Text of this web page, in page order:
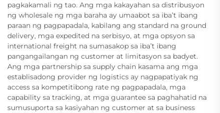
pagkakamali ng tao. Ang mga kakayahan sa distribusyon
ng wholesale ng mga baraha ay umaabot sa iba’t ibang
paraan ng pagpapadala, kabilang ang standard na ground
delivery, mga expedited na serbisyo, at mga opsyon sa
international freight na sumasakop sa iba’t ibang
pangangailangan ng customer at limitasyon sa badyet.
Ang mga partnership sa supply chain kasama ang mga
establisadong provider ng logistics ay nagpapatiyak ng
access sa kompetitibong rate ng pagpapadala, mga
capability sa tracking, at mga guarantee sa paghahatid na
sumusuporta sa kasiyahan ng customer at sa business